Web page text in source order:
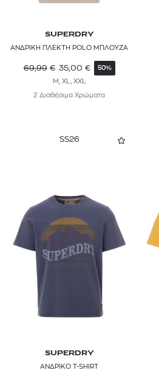
SUPERDRY
ΑΝΔΡΙΚΗ ΠΛΕΚΤΗ POLO ΜΠΛΟΥΖΑ
69,99 € 35,00 € 50%
M, XL, XXL
2 Διαθέσιμα Χρώματα
SS26
SUPERDRY
ΑΝΔΡΙΚΟ T-SHIRT